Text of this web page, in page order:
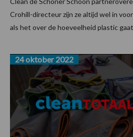
Crohill-directeur zijn ze altijd wel in
als het over de hoeveelheid plastic
24 oktober 2022